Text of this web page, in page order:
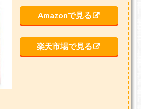
Amazonで見る
楽天市場で見る